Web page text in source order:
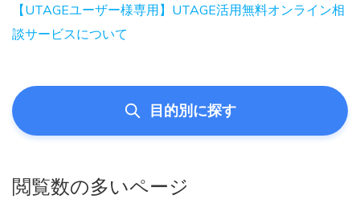
【UTAGEユーザー様専用】UTAGE活用無料オンライン相
談サービスについて
目的別に探す
閲覧数の多いページ